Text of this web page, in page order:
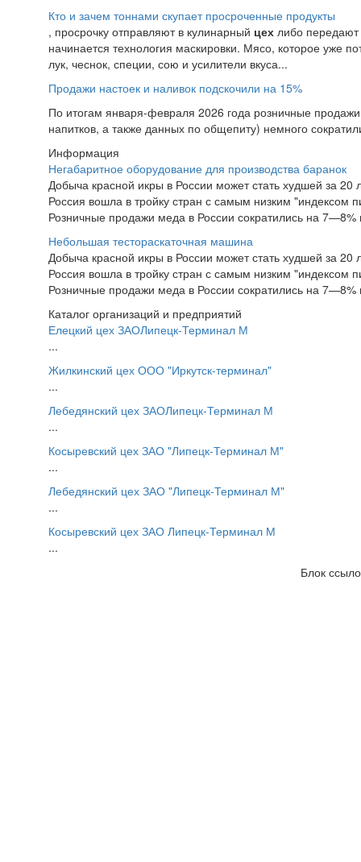
Кто и зачем тоннами скупает просроченные продукты
, просрочку отправляют в кулинарный цех либо
начинается технология маскировки. Мясо, которое уже
лук, чеснок, специи, сою и усилители вкуса...
Продажи настоек и наливок подскочили на 15%
По итогам января-февраля 2026 года розничные
напитков, а также данных по общепиту) немного
Информация
Негабаритное оборудование для производства баранок
Добыча красной икры в России может стать худшей за 20
Россия вошла в тройку стран с самым низким "индексом
Розничные продажи меда в России сократились на 7—8%
Небольшая тестораскаточная машина
Добыча красной икры в России может стать худшей за 20
Россия вошла в тройку стран с самым низким "индексом
Розничные продажи меда в России сократились на 7—8%
Каталог организаций и предприятий
Елецкий цех ЗАОЛипецк-Терминал М
...
Жилкинский цех ООО "Иркутск-терминал"
...
Лебедянский цех ЗАОЛипецк-Терминал М
...
Косыревский цех ЗАО "Липецк-Терминал М"
...
Лебедянский цех ЗАО "Липецк-Терминал М"
...
Косыревский цех ЗАО Липецк-Терминал М
...
Блок